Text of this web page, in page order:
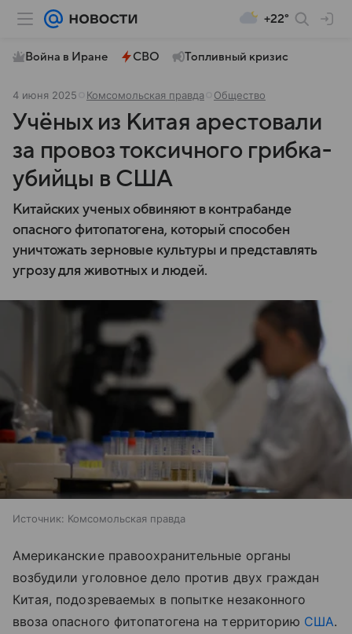
+22°
Война в Иране СВО Топливный кризис
4 июня 2025 Комсомольская правда Общество
Учёных из Китая арестовали
за провоз токсичного грибка-
убийцы в США
Китайских ученых обвиняют в контрабанде
опасного фитопатогена, который способен
уничтожать зерновые культуры и представлять
угрозу для животных и людей.
Источник: Комсомольская правда
Американские правоохранительные органы
возбудили уголовное дело против двух граждан
Китая, подозреваемых в попытке незаконного
ввоза опасного фитопатогена на территорию США.